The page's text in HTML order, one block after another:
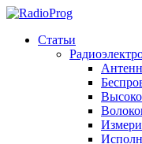
Статьи